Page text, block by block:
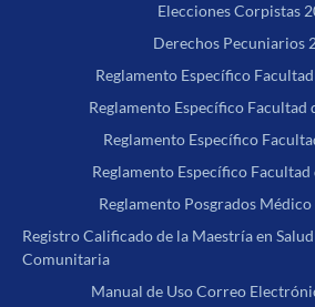
Elecciones Corpistas
Derechos Pecuniarios
Reglamento Específico
Reglamento Específico Facultad
Reglamento Específico
Reglamento Específico Facultad
Reglamento Posgrados
Registro Calificado de la Maestría en
Comunitaria
Manual de Uso Correo